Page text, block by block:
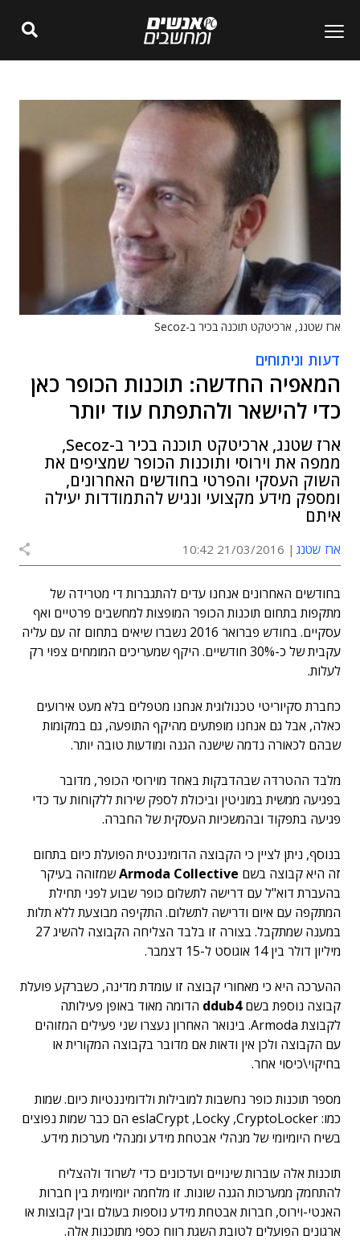
ארז שטנג, ארכיטקט תוכנה בכיר ב-Secoz
דעות וניתוחים
המאפיה החדשה: תוכנות הכופר כאן
כדי להישאר ולהתפתח עוד יותר
ארז שטנג, ארכיטקט תוכנה בכיר ב-Secoz,
ממפה את וירוסי ותוכנות הכופר שמציפים את
השוק העסקי והפרטי בחודשים האחרונים,
ומספק מידע מקצועי ונגיש להתמודדות יעילה
איתם
ארז שטנג 21/03/2016 10:42
בחודשים האחרונים אנחנו עדים להתגברות די מטרידה של
מתקפות בתחום תוכנות הכופר המופצות למחשבים פרטיים ואף
עסקיים. בחודש פברואר 2016 נשברו שיאים בתחום זה עם עליה
עקבית של כ-30% חודשיים. היקף שמעריכים המומחים צפוי רק
לעלות.
כחברת סקיוריטי טכנולוגית אנחנו מטפלים בלא מעט אירועים
כאלה, אבל גם אנחנו מופתעים מהיקף התופעה, גם במקומות
שבהם לכאורה נדמה שישנה הגנה ומודעות טובה יותר.
מלבד ההטרדה שבהדבקות באחד מוירוסי הכופר, מדובר
בפגיעה ממשית במוניטין וביכולת לספק שירות ללקוחות עד כדי
פגיעה בתפקוד ובהמשכיות העסקית של החברה.
בנוסף, ניתן לציין כי הקבוצה הדומיננטית הפועלת כיום בתחום
זה היא קבוצה בשם Armoda Collectiveשמזוהה בעיקר
בהעברת דוא"ל עם דרישה לתשלום כופר שבוע לפני תחילת
המתקפה עם איום ודרישה לתשלום. התקיפה מבוצעת ללא תלות
במענה שמתקבל. בצורה זו בלבד הצליחה הקבוצה להשיג 27
מיליון דולר בין 14 אוגוסט ל-15 דצמבר.
ההערכה היא כי מאחורי קבוצה זו עומדת מדינה, כשברקע פועלת
קבוצה נוספת בשםddub4 הדומה מאוד באופן פעילותה
לקבוצת Armoda. בינואר האחרון נעצרו שני פעילים המזוהים
עם הקבוצה ולכן אין ודאות אם מדובר בקבוצה המקורית או
בחיקוי\כיסוי אחר.
מספר תוכנות כופר נחשבות למובילות ולדומיננטיות כיום. שמות
כמו: eslaCrypt ,Locky ,CryptoLocker הם כבר שמות נפוצים
בשיח היומיומי של מנהלי אבטחת מידע ומנהלי מערכות מידע.
תוכנות אלה עוברות שינויים ועדכונים כדי לשרוד ולהצליח
להתחמק ממערכות הגנה שונות. זו מלחמה יומיומית בין חברות
האנטי-וירוס, חברות אבטחת מידע נוספות בעולם ובין קבוצות או
ארגונים הפועלים לטובת השגת רווח כספי מתוכנות אלה.